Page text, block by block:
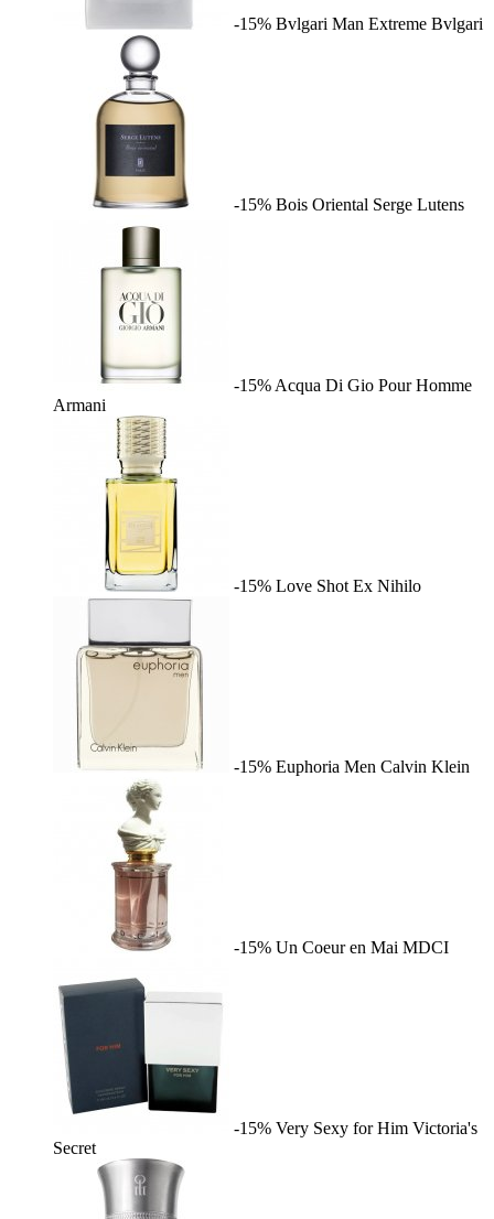
-15% Bvlgari Man Extreme Bvlgari
-15% Bois Oriental Serge Lutens
-15% Acqua Di Gio Pour Homme
Armani
-15% Love Shot Ex Nihilo
-15% Euphoria Men Calvin Klein
-15% Un Coeur en Mai MDCI
-15% Very Sexy for Him Victoria's
Secret